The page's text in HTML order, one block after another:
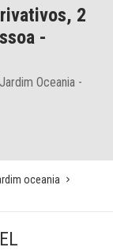
2
-
Oceania -
oceania